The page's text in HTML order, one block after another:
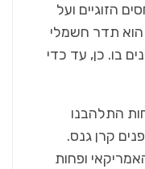
הזוגיים ועל
הוא תדר חשמלי
בו. כן, עד כדי
התלהבנו
קרן גנס.
ופחות